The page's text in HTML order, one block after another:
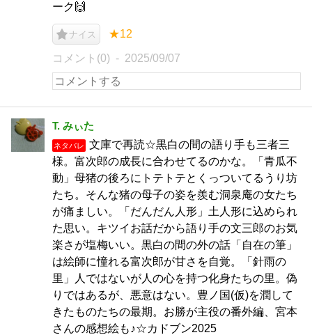
ーク🙌
ナイス ★12
コメント(0) 2025/09/07
T. みぃた
ネタバレ
文庫で再読☆黒白の間の語り手も三者三
様。富次郎の成長に合わせてるのかな。「青瓜不
動」母猪の後ろにトテトテとくっついてるうり坊
たち。そんな猪の母子の姿を羨む洞泉庵の女たち
が痛ましい。「だんだん人形」土人形に込められ
た思い。キツイお話だから語り手の文三郎のお気
楽さが塩梅いい。黒白の間の外の話「自在の筆」
は絵師に憧れる富次郎が甘さを自覚。「針雨の
里」人ではないが人の心を持つ化身たちの里。偽
りではあるが、悪意はない。豊ノ国(仮)を潤して
きたものたちの最期。お勝が主役の番外編、宮本
さんの感想絵も♪☆カドブン2025